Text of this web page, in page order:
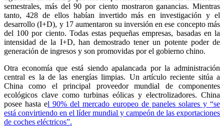
semestrales, más del 90 por ciento mostraron ganancias. Mientras
tanto, 428 de ellos habían invertido más en investigación y el
desarrollo (I+D), y 17 aumentaron su inversión en ese concepto más
del 100 por ciento. Todas estas pequeñas empresas, basadas en la
intensidad de la I+D, han demostrado tener un potente poder de
generación de ingresos y son promovidas por el gobierno chino.
Otra economía que está siendo apalancada por la administración
central es la de las energías limpias. Un artículo reciente sitúa a
China como el principal proveedor mundial de componentes
ecológicos clave como turbinas eólicas y electrolizadores. China
posee hasta el 90% del mercado europeo de paneles solares y “se
está convirtiendo en el líder mundial y campeón de las exportaciones
de coches eléctricos”.